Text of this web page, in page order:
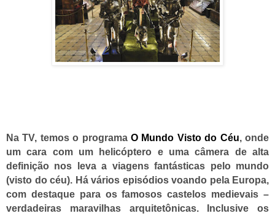
Na TV, temos o programa O Mundo Visto do Céu, onde
um cara com um helicóptero e uma câmera de alta
definição nos leva a viagens fantásticas pelo mundo
(visto do céu). Há vários episódios voando pela Europa,
com destaque para os famosos castelos medievais –
verdadeiras maravilhas arquitetônicas. Inclusive os